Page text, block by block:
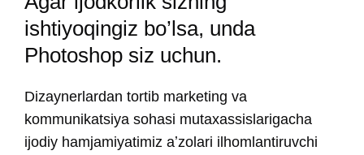
ishtiyoqingiz bo’lsa, unda
Photoshop siz uchun.
Dizaynerlardan tortib marketing va
kommunikatsiya sohasi mutaxassislarigacha
ijodiy hamjamiyatimiz aʼzolari ilhomlantiruvchi